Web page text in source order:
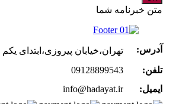
متن خبرنامه شما
آدرس:
تهران،خیابان پیروزی،ابتدای یکم
تلفن:
09128899543
ایمیل:
info@hadayat.ir